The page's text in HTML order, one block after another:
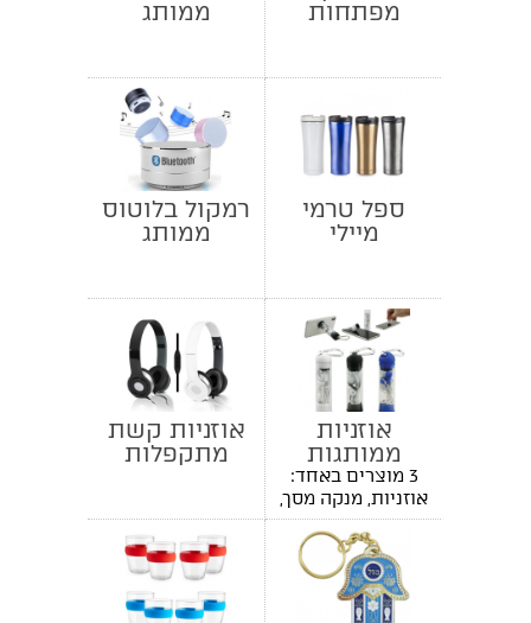
מפתחות
ממותג
ספל טרמי
מיילי
רמקול בלוטוס
ממותג
אוזניות
ממותגות
בשילוב מנקה
מסך
3 מוצרים באחד:
אוזניות, מנקה מסך,
מעמד לסמארטפון
אוזניות קשת
מתקפלות